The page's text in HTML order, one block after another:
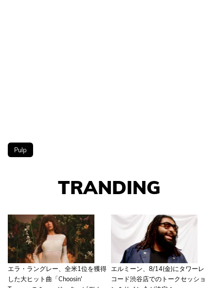
Pulp
TRANDING
エラ・ラングレー、全米1位を獲得
した大ヒット曲「Choosin'
エルミーン、8/14(金)にタワーレ
コード渋谷店でのトークセッショ